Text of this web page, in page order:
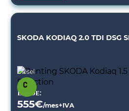
SKODA KODIAQ 2.0 TDI DSG
Diésel
Desde:
555€/mes+IVA